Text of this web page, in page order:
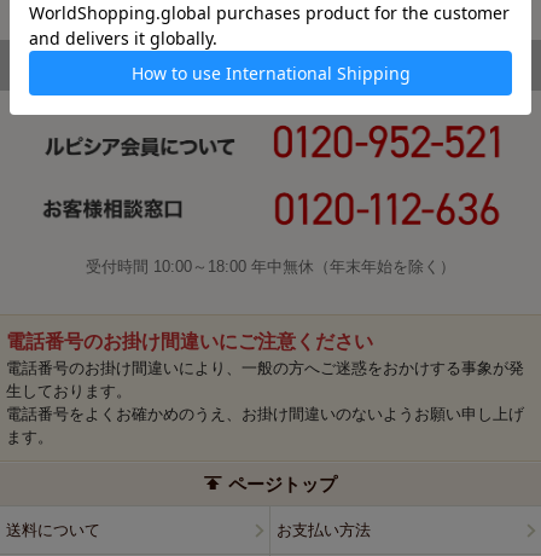
受付時間 10:00～18:00 年中無休（年末年始を除く）
電話番号のお掛け間違いにご注意ください
電話番号のお掛け間違いにより、一般の方へご迷惑をおかけする事象が発
生しております。
電話番号をよくお確かめのうえ、お掛け間違いのないようお願い申し上げ
ます。
ページトップ
送料について お支払い方法